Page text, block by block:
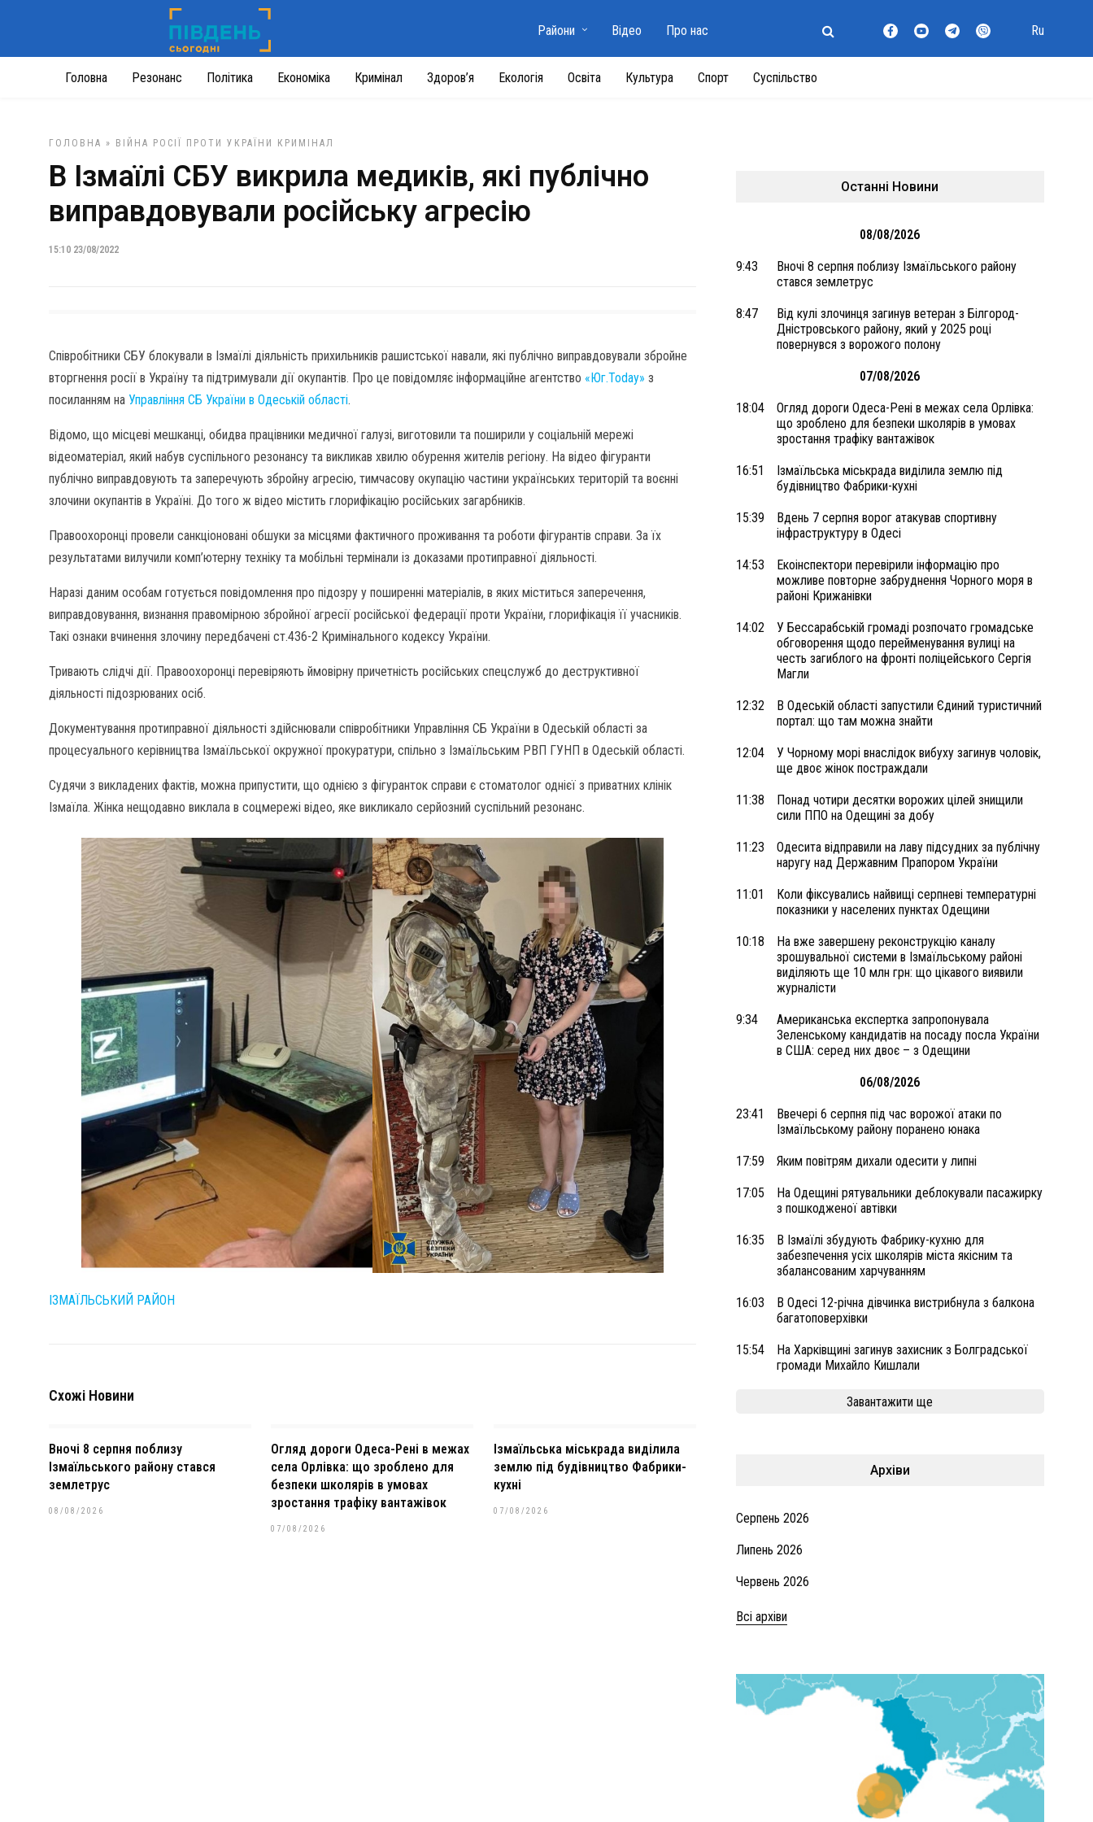
Головна Резонанс Політика Економіка Кримінал Здоров’я Екологія Освіта Культура Спорт Суспільство
Райони Відео Про нас Ru
ГОЛОВНА » ВІЙНА РОСІЇ ПРОТИ УКРАЇНИ КРИМІНАЛ
В Ізмаїлі СБУ викрила медиків, які публічно
виправдовували російську агресію
15:10 23/08/2022
Співробітники СБУ блокували в Ізмаїлі діяльність прихильників рашистської навали, які публічно виправдовували збройне
вторгнення росії в Україну та підтримували дії окупантів. Про це повідомляє інформаційне агентство «Юг.Today» з
посиланням на Управління СБ України в Одеській області.
Відомо, що місцеві мешканці, обидва працівники медичної галузі, виготовили та поширили у соціальній мережі
відеоматеріал, який набув суспільного резонансу та викликав хвилю обурення жителів регіону. На відео фігуранти
публічно виправдовують та заперечують збройну агресію, тимчасову окупацію частини українських територій та воєнні
злочини окупантів в Україні. До того ж відео містить глорифікацію російських загарбників.
Правоохоронці провели санкціоновані обшуки за місцями фактичного проживання та роботи фігурантів справи. За їх
результатами вилучили комп’ютерну техніку та мобільні термінали із доказами протиправної діяльності.
Наразі даним особам готується повідомлення про підозру у поширенні матеріалів, в яких міститься заперечення,
виправдовування, визнання правомірною збройної агресії російської федерації проти України, глорифікація її учасників.
Такі ознаки вчинення злочину передбачені ст.436-2 Кримінального кодексу України.
Тривають слідчі дії. Правоохоронці перевіряють ймовірну причетність російських спецслужб до деструктивної
діяльності підозрюваних осіб.
Документування протиправної діяльності здійснювали співробітники Управління СБ України в Одеській області за
процесуального керівництва Ізмаїльської окружної прокуратури, спільно з Ізмаїльським РВП ГУНП в Одеській області.
Судячи з викладених фактів, можна припустити, що однією з фігуранток справи є стоматолог однієї з приватних клінік
Ізмаїла. Жінка нещодавно виклала в соцмережі відео, яке викликало серйозний суспільний резонанс.
ІЗМАЇЛЬСЬКИЙ РАЙОН
Схожі Новини
Вночі 8 серпня поблизу
Ізмаїльського району стався
землетрус
08/08/2026
Огляд дороги Одеса-Рені в межах
села Орлівка: що зроблено для
безпеки школярів в умовах
зростання трафіку вантажівок
07/08/2026
Ізмаїльська міськрада виділила
землю під будівництво Фабрики-
кухні
07/08/2026
Останні Новини
08/08/2026
9:43
Вночі 8 серпня поблизу Ізмаїльського району
стався землетрус
8:47
Від кулі злочинця загинув ветеран з Білгород-
Дністровського району, який у 2025 році
повернувся з ворожого полону
07/08/2026
18:04
Огляд дороги Одеса-Рені в межах села Орлівка:
що зроблено для безпеки школярів в умовах
зростання трафіку вантажівок
16:51
Ізмаїльська міськрада виділила землю під
будівництво Фабрики-кухні
15:39
Вдень 7 серпня ворог атакував спортивну
інфраструктуру в Одесі
14:53
Екоінспектори перевірили інформацію про
можливе повторне забруднення Чорного моря в
районі Крижанівки
14:02
У Бессарабській громаді розпочато громадське
обговорення щодо перейменування вулиці на
честь загиблого на фронті поліцейського Сергія
Магли
12:32
В Одеській області запустили Єдиний туристичний
портал: що там можна знайти
12:04
У Чорному морі внаслідок вибуху загинув чоловік,
ще двоє жінок постраждали
11:38
Понад чотири десятки ворожих цілей знищили
сили ППО на Одещині за добу
11:23
Одесита відправили на лаву підсудних за публічну
наругу над Державним Прапором України
11:01
Коли фіксувались найвищі серпневі температурні
показники у населених пунктах Одещини
10:18
На вже завершену реконструкцію каналу
зрошувальної системи в Ізмаїльському районі
виділяють ще 10 млн грн: що цікавого виявили
журналісти
9:34
Американська експертка запропонувала
Зеленському кандидатів на посаду посла України
в США: серед них двоє – з Одещини
06/08/2026
23:41
Ввечері 6 серпня під час ворожої атаки по
Ізмаїльському району поранено юнака
17:59 Яким повітрям дихали одесити у липні
17:05
На Одещині рятувальники деблокували пасажирку
з пошкодженої автівки
16:35
В Ізмаїлі збудують Фабрику-кухню для
забезпечення усіх школярів міста якісним та
збалансованим харчуванням
16:03
В Одесі 12-річна дівчинка вистрибнула з балкона
багатоповерхівки
15:54
На Харківщині загинув захисник з Болградської
громади Михайло Кишлали
Завантажити ще
Архіви
Серпень 2026
Липень 2026
Червень 2026
Всі архіви